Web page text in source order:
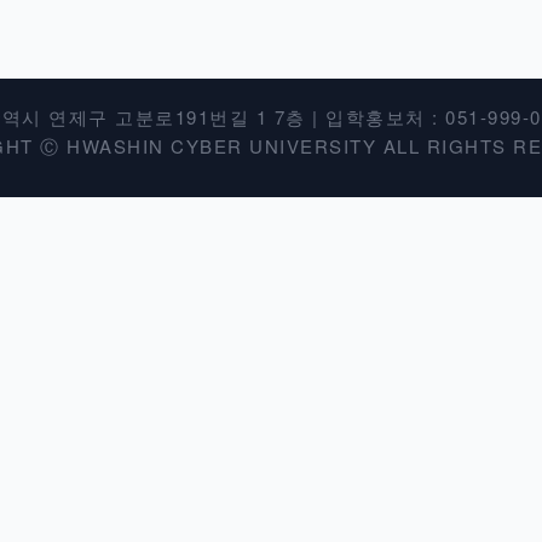
시 연제구 고분로191번길 1 7층 | 입학홍보처 : 051-999-
Ⓒ HWASHIN CYBER UNIVERSITY ALL RIGHTS